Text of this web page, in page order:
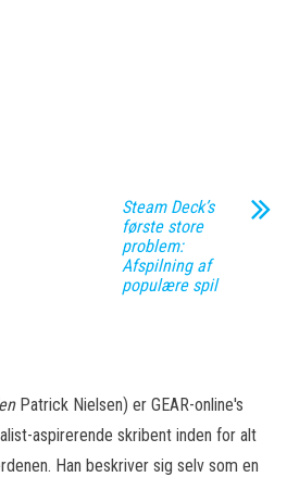
Steam Deck’s
første store
problem:
Afspilning af
populære spil
Patrick Nielsen) er GEAR-online's
aspirerende skribent inden for alt
Han beskriver sig selv som en